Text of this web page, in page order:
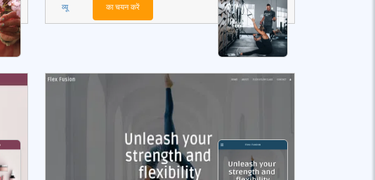
व्यू का चयन करें